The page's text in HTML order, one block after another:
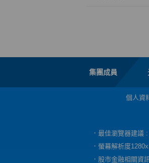
集團成員
個人資
．最佳瀏覽器建議
．螢幕解析度
．股市金融相關資